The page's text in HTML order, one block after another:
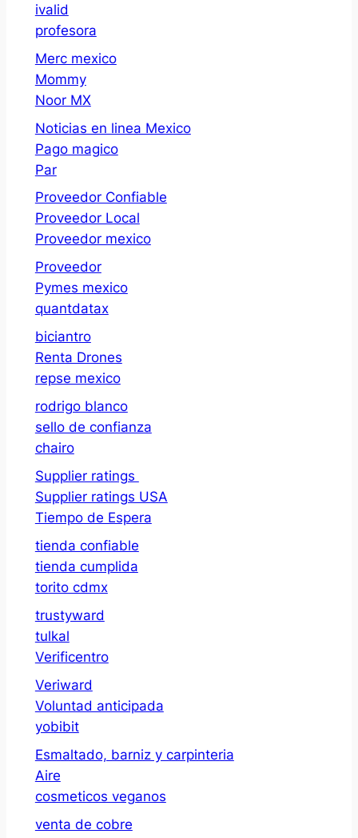
ivalid
profesora
Merc mexico
Mommy
Noor MX
Noticias en linea Mexico
Pago magico
Par
Proveedor Confiable
Proveedor Local
Proveedor mexico
Proveedor
Pymes mexico
quantdatax
biciantro
Renta Drones
repse mexico
rodrigo blanco
sello de confianza
chairo
Supplier ratings
Supplier ratings USA
Tiempo de Espera
tienda confiable
tienda cumplida
torito cdmx
trustyward
tulkal
Verificentro
Veriward
Voluntad anticipada
yobibit
Esmaltado, barniz y carpinteria
Aire
cosmeticos veganos
venta de cobre